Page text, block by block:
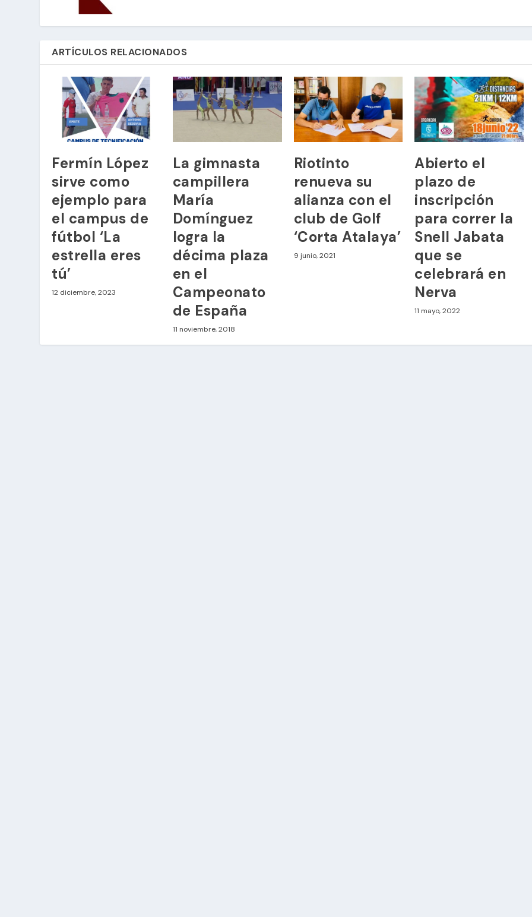
ARTÍCULOS RELACIONADOS
Fermín López
sirve como
ejemplo para
el campus de
fútbol ‘La
estrella eres
tú’
12 diciembre, 2023
La gimnasta
campillera
María
Domínguez
logra la
décima plaza
en el
Campeonato
de España
11 noviembre, 2018
Riotinto
renueva su
alianza con el
club de Golf
‘Corta Atalaya’
9 junio, 2021
Abierto el
plazo de
inscripción
para correr la
Snell Jabata
que se
celebrará en
Nerva
11 mayo, 2022